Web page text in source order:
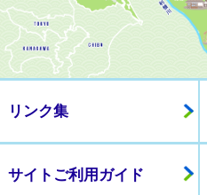
リンク集
サイトご利用ガイド